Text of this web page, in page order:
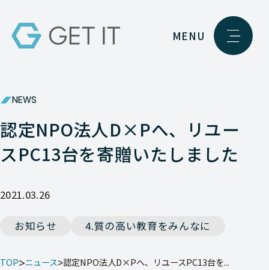
MENU
NEWS
認定NPO法人D×Pへ、リユー
スPC13台を寄贈いたしました
2021.03.26
お知らせ 4.質の高い教育をみんなに
TOP ニュース 認定NPO法人D×Pへ、リユースPC13台を...